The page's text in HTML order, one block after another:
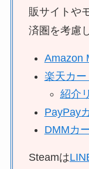
販サイトや
済圏を考慮
Amazon
楽天カー
紹介
PayPay
DMMカ
Steamは